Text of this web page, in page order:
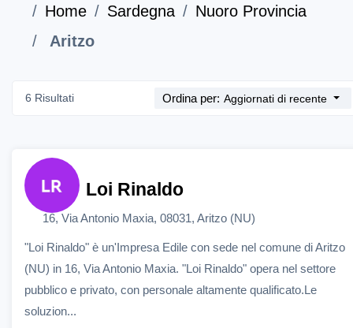
Home Sardegna
Nuoro Provincia
Aritzo
6 Risultati Ordina per: Aggiornati di recente
Loi Rinaldo
16, Via Antonio Maxia, 08031, Aritzo (NU)
"Loi Rinaldo" è un'Impresa Edile con sede nel comune di Aritzo
(NU) in 16, Via Antonio Maxia. "Loi Rinaldo" opera nel settore
pubblico e privato, con personale altamente qualificato.Le
soluzion...